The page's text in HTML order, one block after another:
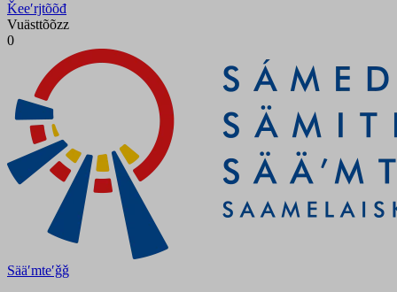
Ǩeeʹrjtõõđ
Vuästtõõzz
0
Sääʹmteʹǧǧ